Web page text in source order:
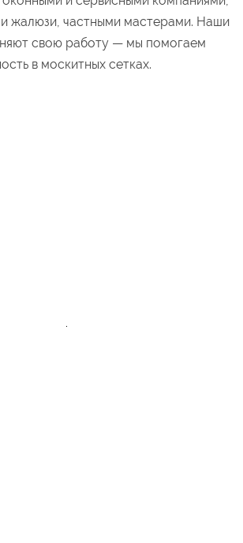
жалюзи, частными мастерами. Наши
свою работу — мы помогаем
в москитных сетках.